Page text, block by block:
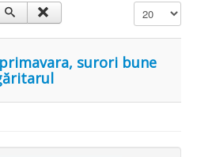
Afișare #
surori bune